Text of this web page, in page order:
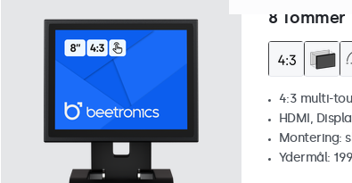
8
4:3 multi-
HDMI,
Montering:
Ydermål: